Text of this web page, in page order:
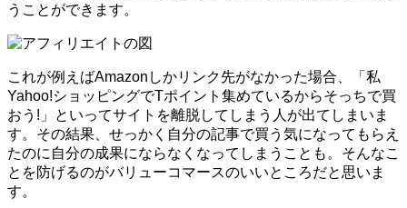
うことができます。
これが例えばAmazonしかリンク先がなかった場合、「私
Yahoo!ショッピングでTポイント集めているからそっちで買
おう!」といってサイトを離脱してしまう人が出てしまいま
す。その結果、せっかく自分の記事で買う気になってもらえ
たのに自分の成果にならなくなってしまうことも。そんなこ
とを防げるのがバリューコマースのいいところだと思いま
す。